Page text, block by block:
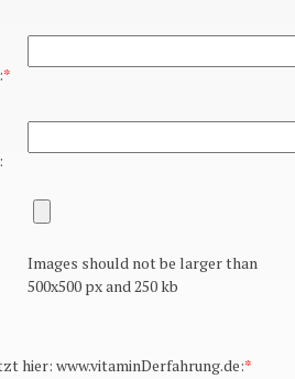
*
Images should not be larger than
500x500 px and 250 kb
hier: www.vitaminDerfahrung.de:*